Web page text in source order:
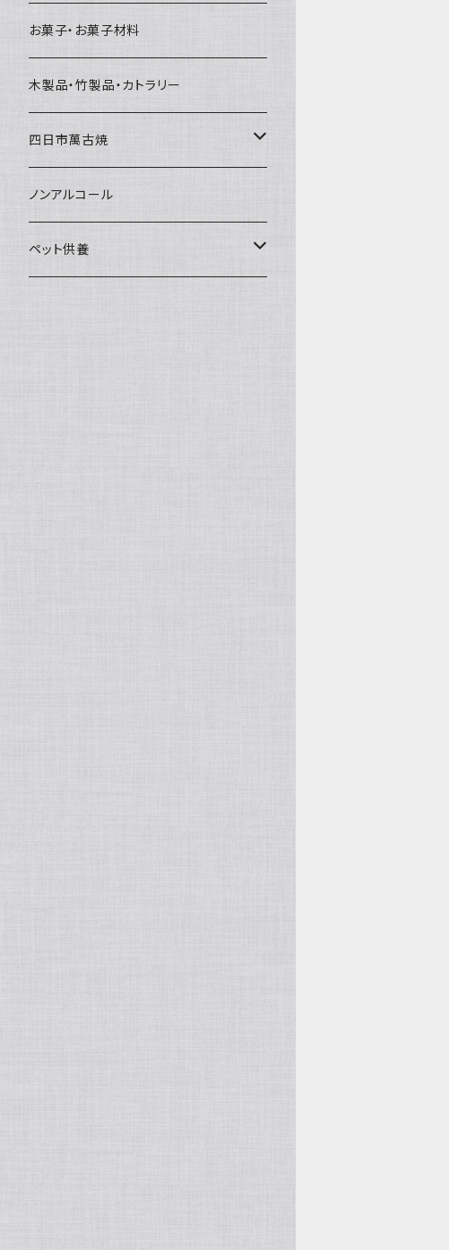
果汁入り600ｍL瓶
無添加瓶シロップ
プラスチック・スプーンストロー
かき氷セット
その他かき氷用品
ドライアイス10ｋｇ
ドライアイス15ｋｇ
ドライアイス20ｋｇ
ドライアイス25ｋｇ
かき氷器
惣菜
お菓子・お菓子材料
木製品・竹製品・カトラリー
四日市萬古焼
土鍋・土釜
一般土鍋
皿・椀・丼・小物
ノンアルコール
ペット供養